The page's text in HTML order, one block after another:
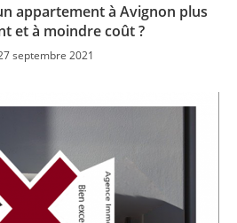
appartement à Avignon plus
et à moindre coût ?
septembre 2021